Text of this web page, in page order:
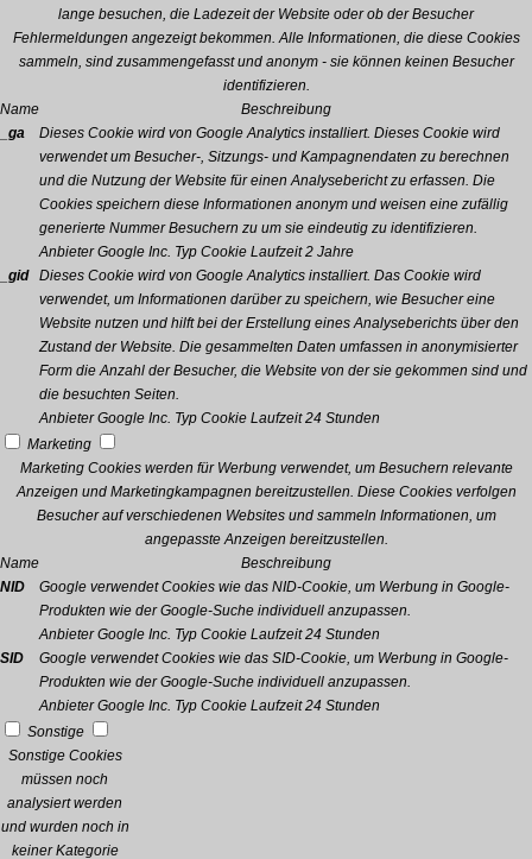
lange besuchen, die Ladezeit der Website oder ob der Besucher
Fehlermeldungen angezeigt bekommen. Alle Informationen, die diese Cookies
sammeln, sind zusammengefasst und anonym - sie können keinen Besucher
identifizieren.
Name
Beschreibung
_ga
Dieses Cookie wird von Google Analytics installiert. Dieses Cookie wird
verwendet um Besucher-, Sitzungs- und Kampagnendaten zu berechnen
und die Nutzung der Website für einen Analysebericht zu erfassen. Die
Cookies speichern diese Informationen anonym und weisen eine zufällig
generierte Nummer Besuchern zu um sie eindeutig zu identifizieren.
Anbieter Google Inc. Typ Cookie Laufzeit 2 Jahre
_gid
Dieses Cookie wird von Google Analytics installiert. Das Cookie wird
verwendet, um Informationen darüber zu speichern, wie Besucher eine
Website nutzen und hilft bei der Erstellung eines Analyseberichts über den
Zustand der Website. Die gesammelten Daten umfassen in anonymisierter
Form die Anzahl der Besucher, die Website von der sie gekommen sind und
die besuchten Seiten.
Anbieter Google Inc. Typ Cookie Laufzeit 24 Stunden
Marketing
Marketing Cookies werden für Werbung verwendet, um Besuchern relevante
Anzeigen und Marketingkampagnen bereitzustellen. Diese Cookies verfolgen
Besucher auf verschiedenen Websites und sammeln Informationen, um
angepasste Anzeigen bereitzustellen.
Name
Beschreibung
NID
Google verwendet Cookies wie das NID-Cookie, um Werbung in Google-
Produkten wie der Google-Suche individuell anzupassen.
Anbieter Google Inc. Typ Cookie Laufzeit 24 Stunden
SID
Google verwendet Cookies wie das SID-Cookie, um Werbung in Google-
Produkten wie der Google-Suche individuell anzupassen.
Anbieter Google Inc. Typ Cookie Laufzeit 24 Stunden
Sonstige
Sonstige Cookies
müssen noch
analysiert werden
und wurden noch in
keiner Kategorie